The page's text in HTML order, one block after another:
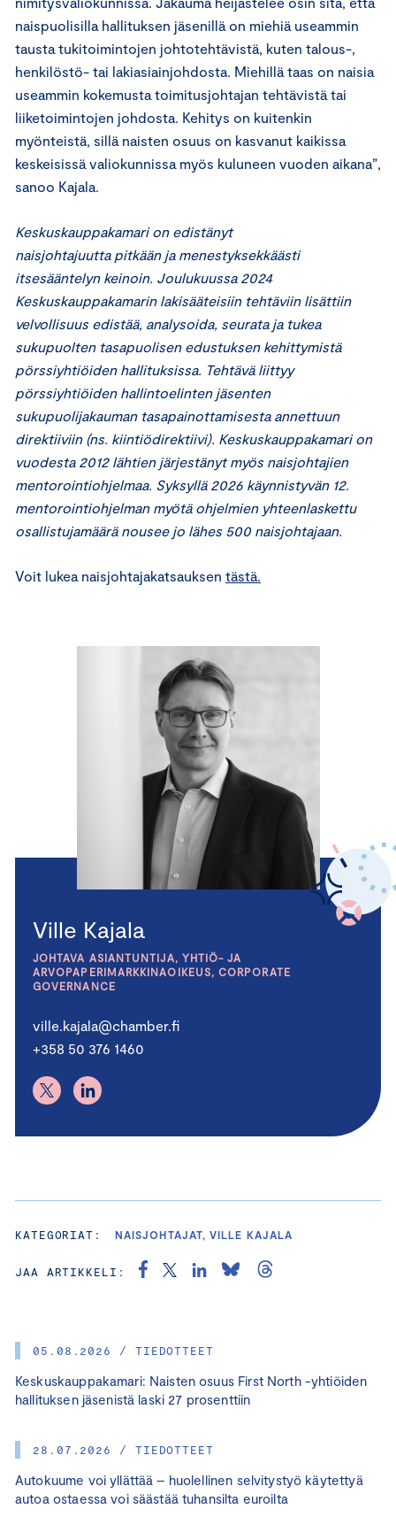
05.08.2026 / TIEDOTTEET
Keskuskauppakamari: Naisten osuus First North -yhtiöiden
hallituksen jäsenistä laski 27 prosenttiin
28.07.2026 / TIEDOTTEET
Autokuume voi yllättää – huolellinen selvitystyö käytettyä
autoa ostaessa voi säästää tuhansilta euroilta
naispuolisilla hallituksen jäsenillä on miehiä useammin
tausta tukitoimintojen johtotehtävistä, kuten talous-,
henkilöstö- tai lakiasiainjohdosta. Miehillä taas on naisia
useammin kokemusta toimitusjohtajan tehtävistä tai
liiketoimintojen johdosta. Kehitys on kuitenkin
myönteistä, sillä naisten osuus on kasvanut kaikissa
keskeisissä valiokunnissa myös kuluneen vuoden aikana”,
sanoo Kajala.
Keskuskauppakamari on edistänyt
naisjohtajuutta pitkään ja menestyksekkäästi
itsesääntelyn keinoin. Joulukuussa 2024
Keskuskauppakamarin lakisääteisiin tehtäviin lisättiin
velvollisuus edistää, analysoida, seurata ja tukea
sukupuolten tasapuolisen edustuksen kehittymistä
pörssiyhtiöiden hallituksissa. Tehtävä liittyy
pörssiyhtiöiden hallintoelinten jäsenten
sukupuolijakauman tasapainottamisesta annettuun
direktiiviin (ns. kiintiödirektiivi). Keskuskauppakamari on
vuodesta 2012 lähtien järjestänyt myös naisjohtajien
mentorointiohjelmaa. Syksyllä 2026 käynnistyvän 12.
mentorointiohjelman myötä ohjelmien yhteenlaskettu
osallistujamäärä nousee jo lähes 500 naisjohtajaan.
Voit lukea naisjohtajakatsauksen tästä.
Ville Kajala
JOHTAVA ASIANTUNTIJA, YHTIÖ- JA
ARVOPAPERIMARKKINAOIKEUS, CORPORATE
GOVERNANCE
ville.kajala@chamber.fi
+358 50 376 1460
KATEGORIAT: NAISJOHTAJAT, VILLE KAJALA
JAA ARTIKKELI: